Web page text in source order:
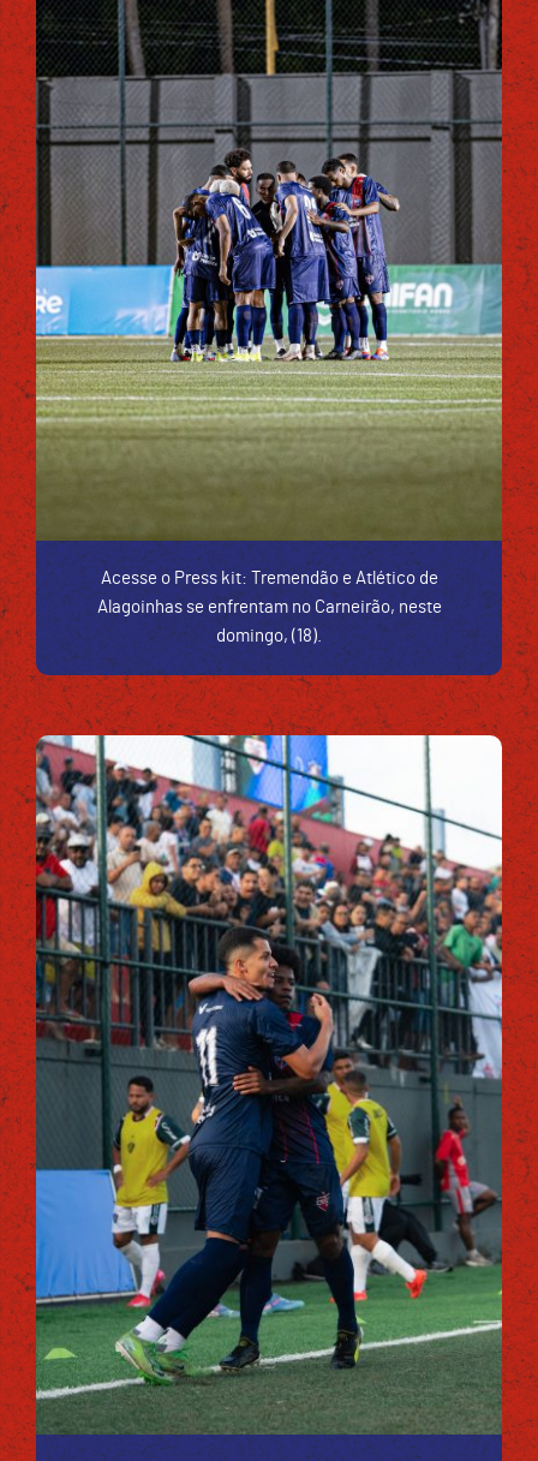
Acesse o Press kit: Tremendão e Atlético de
Alagoinhas se enfrentam no Carneirão, neste
domingo, (18).